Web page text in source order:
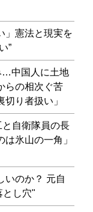
」憲法と現実を
”
…中国人に土地
らの相次ぐ苦
り者扱い」
自衛隊員の長
氷山の一角」
いのか？ 元自
とし穴"